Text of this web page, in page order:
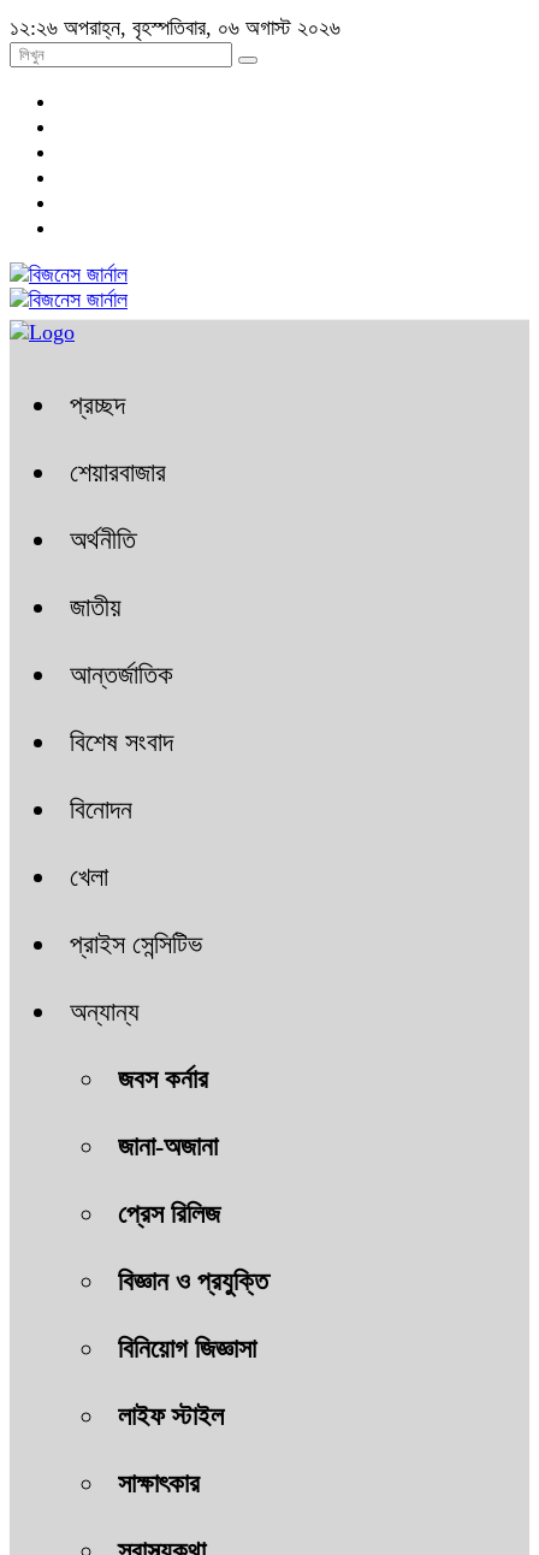
১২:২৬ অপরাহ্ন, বৃহস্পতিবার, ০৬ অগাস্ট ২০২৬
প্রচ্ছদ
শেয়ারবাজার
অর্থনীতি
জাতীয়
আন্তর্জাতিক
বিশেষ সংবাদ
বিনোদন
খেলা
প্রাইস সেন্সিটিভ
অন্যান্য
জবস কর্নার
জানা-অজানা
প্রেস রিলিজ
বিজ্ঞান ও প্রযুক্তি
বিনিয়োগ জিজ্ঞাসা
লাইফ স্টাইল
সাক্ষাৎকার